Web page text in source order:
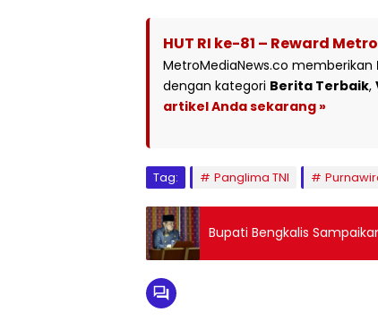
HUT RI ke-81 – Reward
MetroMediaNews.co memberikan
dengan kategori Berita Terbaik,
artikel Anda sekarang »
Tag: Panglima TNI
Bupati Bengkalis